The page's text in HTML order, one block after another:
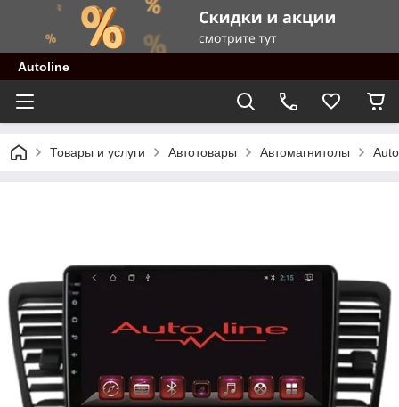
Autoline
Товары и услуги Автотовары Автомагнитолы